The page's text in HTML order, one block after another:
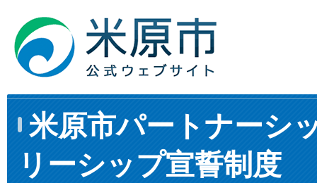
米原市パートナーシ
リーシップ宣誓制度